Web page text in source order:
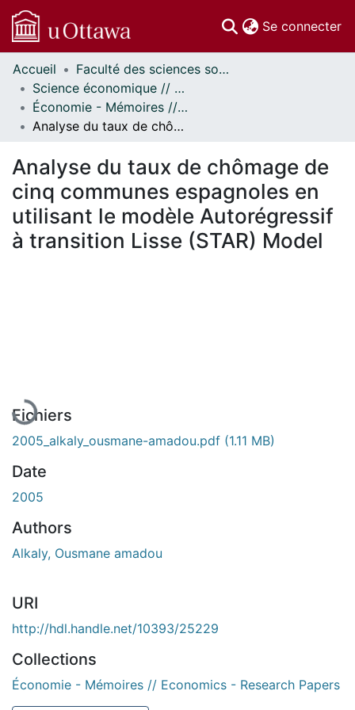
Se connecter
Communautés
et collections
Parcourir
Statistiques
À propos
Accueil
Faculté des sciences sociales // Faculty of Social Sciences
Science économique // Economics
Économie - Mémoires // Economics - Research Papers
Analyse du taux de chômage de cinq communes espagnoles en utilisant le modèle Autorégressif à transition Lisse (STAR) Model
Analyse du taux de chômage de
cinq communes espagnoles en
utilisant le modèle Autorégressif
à transition Lisse (STAR) Model
Fichiers
2005_alkaly_ousmane-amadou.pdf (1.11 MB)
Date
2005
Authors
Alkaly, Ousmane amadou
URI
http://hdl.handle.net/10393/25229
Collections
Économie - Mémoires // Economics - Research Papers